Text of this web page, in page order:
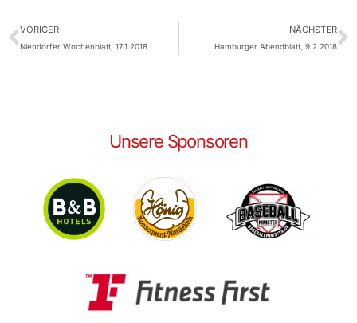
VORIGER
Niendorfer Wochenblatt, 17.1.2018
NÄCHSTER
Hamburger Abendblatt, 9.2.2018
Unsere Sponsoren